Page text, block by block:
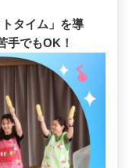
タイム」を導
手でもOK！